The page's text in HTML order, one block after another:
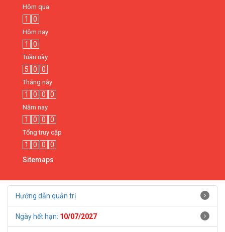
Hôm qua
1 0
Hôm nay
1 0
Tuần này
5 0 0
Tháng này
1 0 0 0
Năm nay
1 0 0 0
Tổng truy cập
1 0 0
0
Sitemaps
Hướng dẫn quản trị
Ngày hết hạn: 10/07/2027